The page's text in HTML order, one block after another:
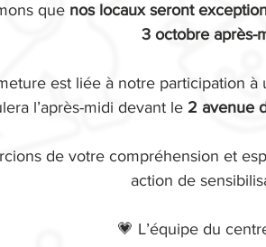
que nos locaux seront
3 octobre après-
est liée à notre participation à
l’après-midi devant le 2 avenue
de votre compréhension et
action de
💗 L’équipe du